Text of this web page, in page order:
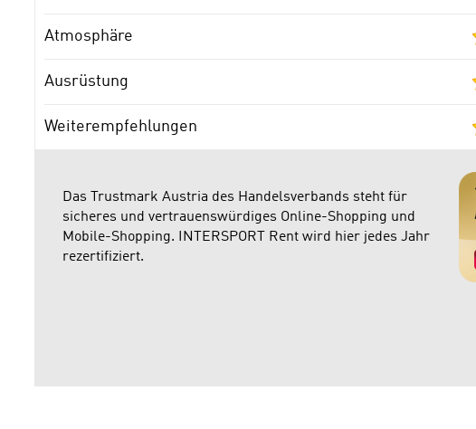
Atmosphäre
Ausrüstung
Weiterempfehlungen
Das Trustmark Austria des Handelsverbands steht für
sicheres und vertrauenswürdiges Online-Shopping und
Mobile-Shopping. INTERSPORT Rent wird hier jedes Jahr
rezertifiziert.